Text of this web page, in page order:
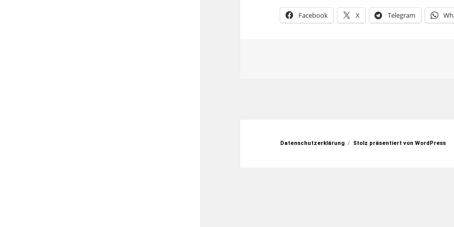
Facebook X Telegram
Datenschutzerklärung Stolz präsentiert von WordPress